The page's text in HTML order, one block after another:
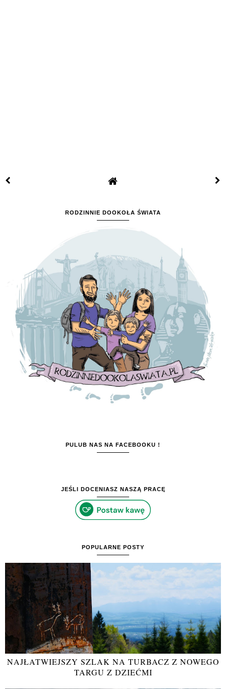
RODZINNIE DOOKOŁA ŚWIATA
PULUB NAS NA FACEBOOKU !
JEŚLI DOCENIASZ NASZĄ PRACĘ
POPULARNE POSTY
NAJŁATWIEJSZY SZLAK NA TURBACZ Z NOWEGO
TARGU Z DZIEĆMI